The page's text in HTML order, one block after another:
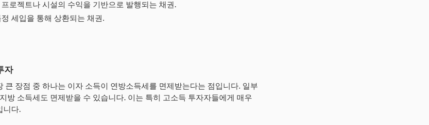
프로젝트나 시설의 수익을 기반으로 발행되는 채권.
정 세입을 통해 상환되는 채권.
자
큰 장점 중 하나는 이자 소득이 연방소득세를 면제받는다는 점입니다. 일부
방 소득세도 면제받을 수 있습니다. 이는 특히 고소득 투자자들에게 매우
니다.